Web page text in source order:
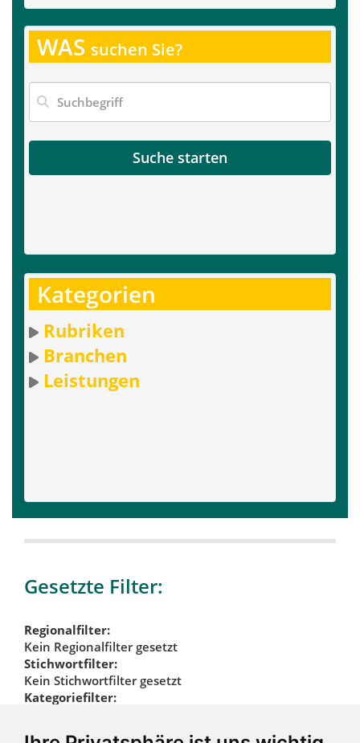
WAS suchen Sie?
Suche starten
Kategorien
Rubriken
Branchen
Leistungen
Gesetzte Filter:
Regionalfilter:
Kein Regionalfilter gesetzt
Stichwortfilter:
Kein Stichwortfilter gesetzt
Kategoriefilter: